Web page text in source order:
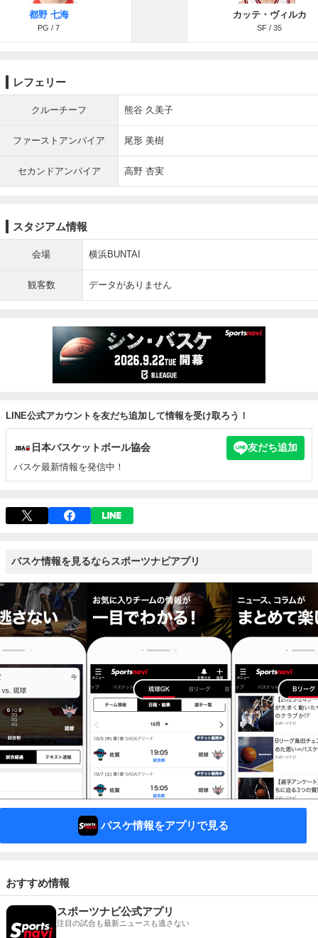
LINE公式アカウントを友だち追加して情報を受け取ろう！
日本バスケットボール協会 友だち追加
バスケ最新情報を発信中！
バスケ情報を見るならスポーツナビアプリ
バスケ情報をアプリで見る
おすすめ情報
スポーツナビ公式アプリ
注目の試合も最新ニュースも逃さない